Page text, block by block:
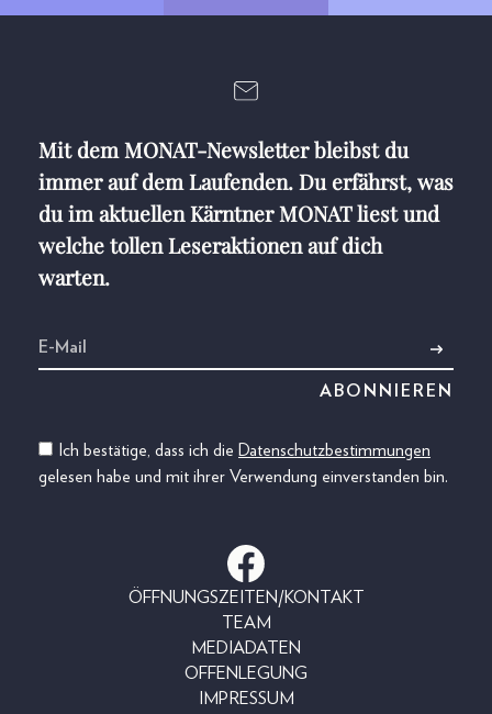
Mit dem MONAT-Newsletter bleibst du
immer auf dem Laufenden. Du erfährst, was
du im aktuellen Kärntner MONAT liest und
welche tollen Leseraktionen auf dich
warten.
Ich bestätige, dass ich die Datenschutzbestimmungen
gelesen habe und mit ihrer Verwendung einverstanden bin.
ÖFFNUNGSZEITEN/KONTAKT
TEAM
MEDIADATEN
OFFENLEGUNG
IMPRESSUM